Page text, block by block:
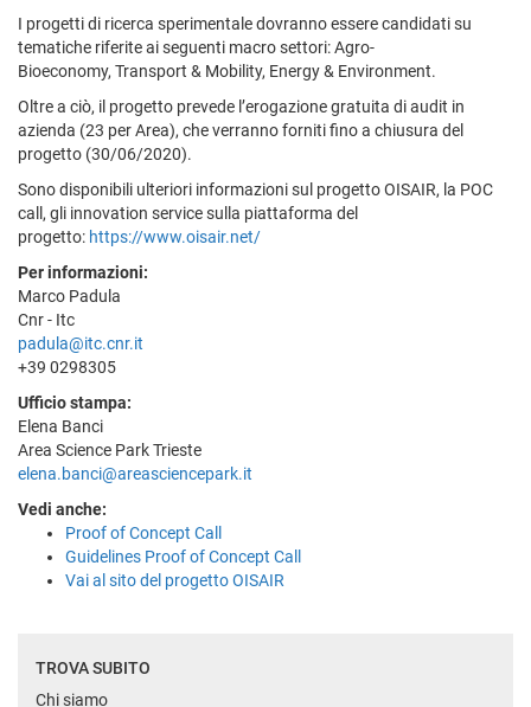
I progetti di ricerca sperimentale dovranno essere candidati su
tematiche riferite ai seguenti macro settori: Agro-
Bioeconomy, Transport & Mobility, Energy & Environment.
Oltre a ciò, il progetto prevede l’erogazione gratuita di audit in
azienda (23 per Area), che verranno forniti fino a chiusura del
progetto (30/06/2020).
Sono disponibili ulteriori informazioni sul progetto OISAIR, la POC
call, gli innovation service sulla piattaforma del
progetto: https://www.oisair.net/
Per informazioni:
Marco Padula
Cnr - Itc
padula@itc.cnr.it
+39 0298305
Ufficio stampa:
Elena Banci
Area Science Park Trieste
elena.banci@areasciencepark.it
Vedi anche:
Proof of Concept Call
Guidelines Proof of Concept Call
Vai al sito del progetto OISAIR
TROVA SUBITO
Chi siamo